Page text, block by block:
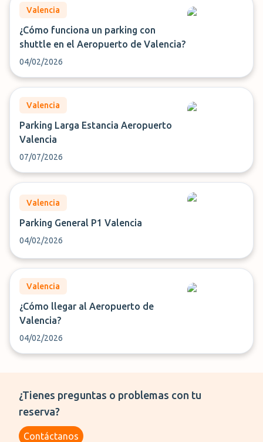
Valencia
¿Cómo funciona un parking con
shuttle en el Aeropuerto de Valencia?
04/02/2026
Valencia
Parking Larga Estancia Aeropuerto
Valencia
07/07/2026
Valencia
Parking General P1 Valencia
04/02/2026
Valencia
¿Cómo llegar al Aeropuerto de
Valencia?
04/02/2026
¿Tienes preguntas o problemas con tu
reserva?
Contáctanos